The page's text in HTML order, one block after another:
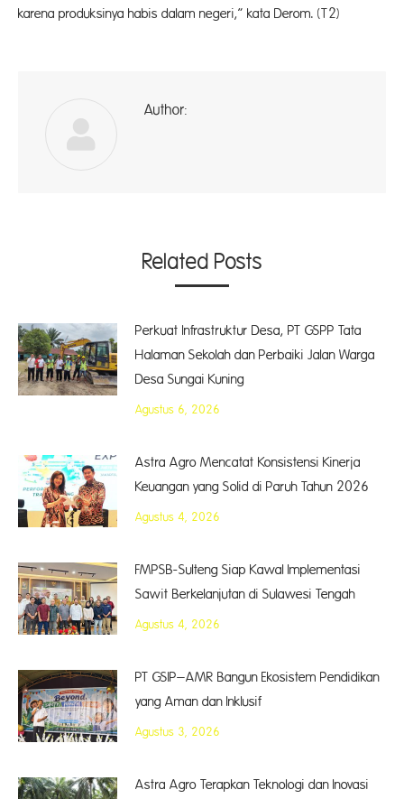
karena produksinya habis dalam negeri,” kata Derom. (T2)
Author:
Related Posts
Perkuat Infrastruktur Desa, PT GSPP Tata
Halaman Sekolah dan Perbaiki Jalan Warga
Desa Sungai Kuning
Agustus 6, 2026
Astra Agro Mencatat Konsistensi Kinerja
Keuangan yang Solid di Paruh Tahun 2026
Agustus 4, 2026
FMPSB-Sulteng Siap Kawal Implementasi
Sawit Berkelanjutan di Sulawesi Tengah
Agustus 4, 2026
PT GSIP–AMR Bangun Ekosistem Pendidikan
yang Aman dan Inklusif
Agustus 3, 2026
Astra Agro Terapkan Teknologi dan Inovasi